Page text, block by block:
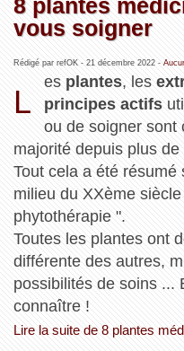
8 plantes
vous soigner
Rédigé par refOK - 21 décembre 2022-
L
es plantes, les
principes actifs
ou de soigner sont
majorité depuis plus de
Tout cela a été résumé
milieu du XXème
phytothérapie ".
Toutes les plantes ont
différente des autres,
possibilités de soins ...
connaître !
Lire la suite de 8 plantes